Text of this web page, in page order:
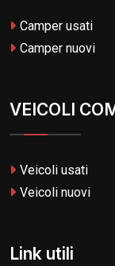
Camper usati
Camper nuovi
VEICOLI
Veicoli usati
Veicoli nuovi
Link utili